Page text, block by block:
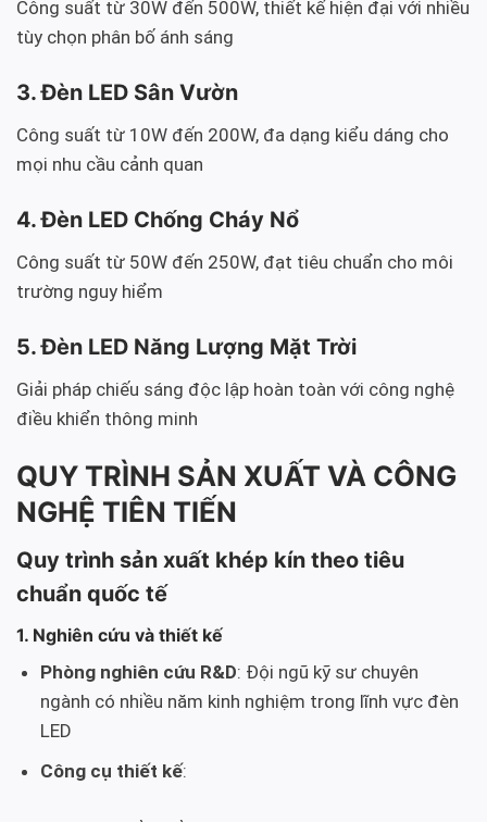
Công suất từ 30W đến 500W, thiết kế hiện đại với nhiều
tùy chọn phân bố ánh sáng
3. Đèn LED Sân Vườn
Công suất từ 10W đến 200W, đa dạng kiểu dáng cho
mọi nhu cầu cảnh quan
4. Đèn LED Chống Cháy Nổ
Công suất từ 50W đến 250W, đạt tiêu chuẩn cho môi
trường nguy hiểm
5. Đèn LED Năng Lượng Mặt Trời
Giải pháp chiếu sáng độc lập hoàn toàn với công nghệ
điều khiển thông minh
QUY TRÌNH SẢN XUẤT VÀ CÔNG
NGHỆ TIÊN TIẾN
Quy trình sản xuất khép kín theo tiêu
chuẩn quốc tế
1. Nghiên cứu và thiết kế
Phòng nghiên cứu R&D: Đội ngũ kỹ sư chuyên
ngành có nhiều năm kinh nghiệm trong lĩnh vực đèn
LED
Công cụ thiết kế: